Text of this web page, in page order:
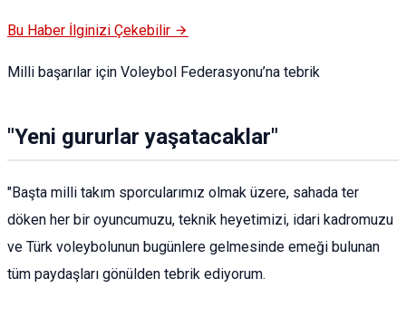
Bu Haber İlginizi Çekebilir
​Milli başarılar için Voleybol Federasyonu’na tebrik
​"Yeni gururlar yaşatacaklar"
​"Başta milli takım sporcularımız olmak üzere, sahada ter
döken her bir oyuncumuzu, teknik heyetimizi, idari kadromuzu
ve Türk voleybolunun bugünlere gelmesinde emeği bulunan
tüm paydaşları gönülden tebrik ediyorum.